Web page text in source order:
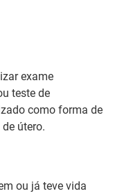
exame
teste de
como forma de
útero.
ou já teve vida